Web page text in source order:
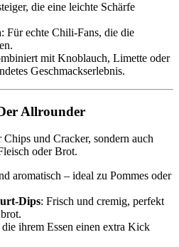
die eine leichte Schärfe
: Für echte Chili-Fans, die die
mit Knoblauch, Limette oder
Geschmackserlebnis.
Allrounder
und Cracker, sondern auch
oder Brot.
aromatisch – ideal zu Pommes oder
Dips: Frisch und cremig, perfekt
ihrem Essen einen extra Kick